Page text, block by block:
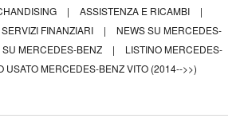
| ASSISTENZA E RICAMBI
|
SERVIZI FINANZIARI |
NEWS SU MERCEDES-
SU MERCEDES-BENZ |
LISTINO MERCEDES-
USATO MERCEDES-BENZ VITO (2014-->>)